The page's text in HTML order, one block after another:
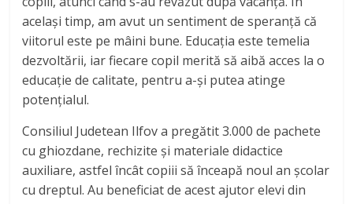
același timp, am avut un sentiment de speranță că
viitorul este pe mâini bune. Educația este temelia
dezvoltării, iar fiecare copil merită să aibă acces la o
educație de calitate, pentru a-și putea atinge
potențialul.
Consiliul Judetean Ilfov a pregătit 3.000 de pachete
cu ghiozdane, rechizite și materiale didactice
auxiliare, astfel încât copiii să înceapă noul an școlar
cu dreptul. Au beneficiat de acest ajutor elevi din